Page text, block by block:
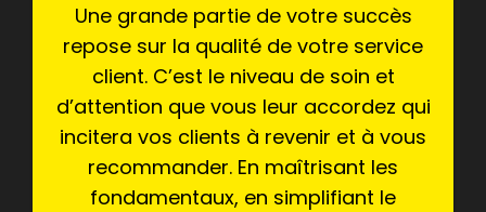
Une grande partie de votre succès
repose sur la qualité de votre service
client. C’est le niveau de soin et
d’attention que vous leur accordez qui
incitera vos clients à revenir et à vous
recommander. En maîtrisant les
fondamentaux, en simplifiant le